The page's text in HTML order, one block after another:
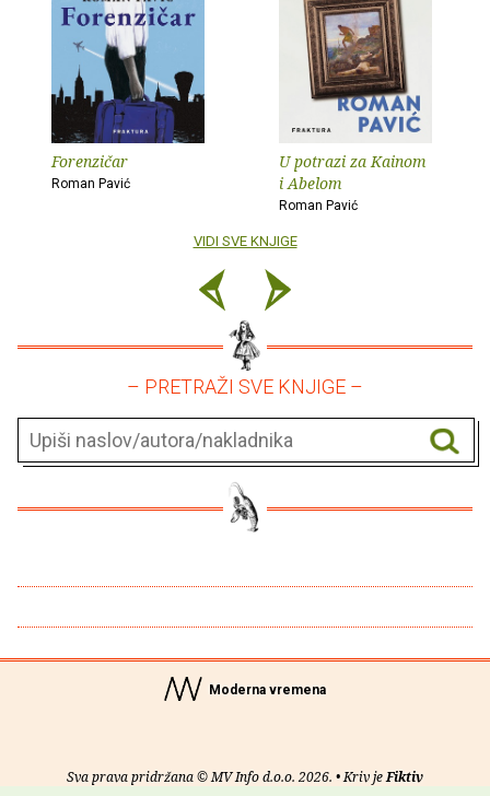
Forenzičar
Roman Pavić
U potrazi za Kainom
i Abelom
Roman Pavić
VIDI SVE KNJIGE
– PRETRAŽI SVE KNJIGE –
Moderna vremena
Sva prava pridržana © MV Info d.o.o. 2026. • Kriv jeFiktiv